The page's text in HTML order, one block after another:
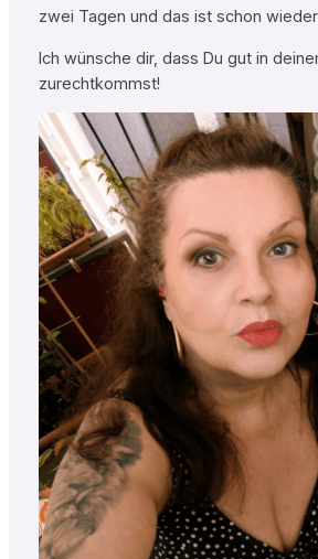
zwei Tagen und das ist schon
Ich wünsche dir, dass Du gut in
zurechtkommst!